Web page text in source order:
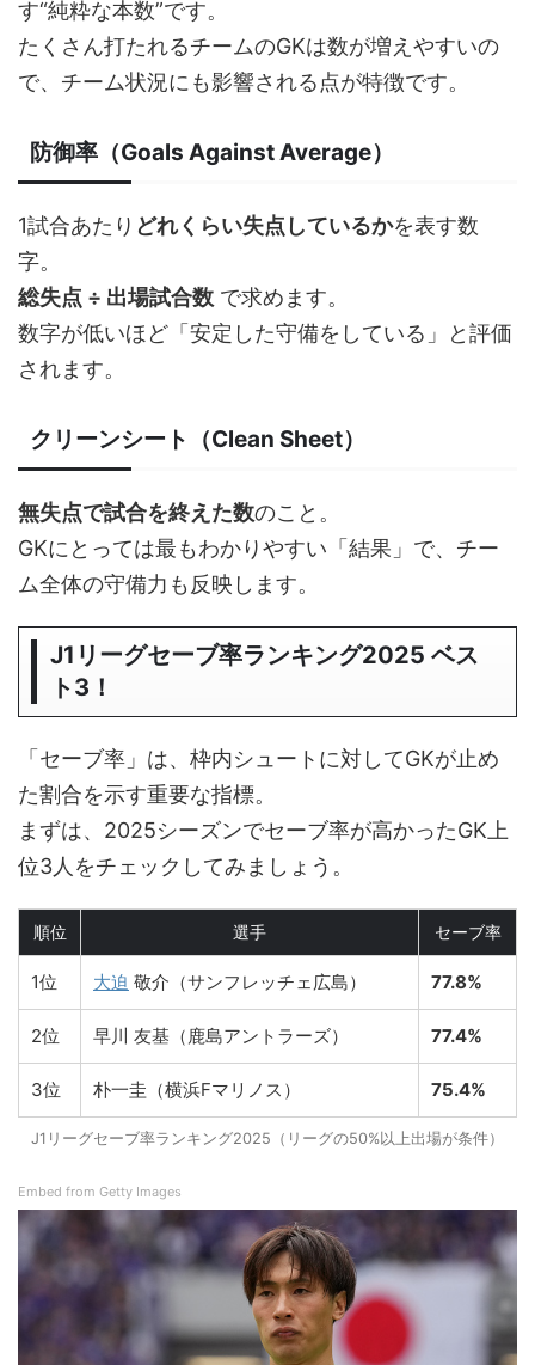
す“純粋な本数”です。
たくさん打たれるチームのGKは数が増えやすいの
で、チーム状況にも影響される点が特徴です。
防御率（Goals Against Average）
1試合あたり どれくらい失点しているかを表す数
字。
総失点 ÷ 出場試合数 で求めます。
数字が低いほど「安定した守備をしている」と評価
されます。
クリーンシート（Clean Sheet）
無失点で試合を終えた数のこと。
GKにとっては最もわかりやすい「結果」で、チー
ム全体の守備力も反映します。
J1リーグセーブ率ランキング2025 ベス
ト3！
「セーブ率」は、枠内シュートに対してGKが止め
た割合を示す重要な指標。
まずは、2025シーズンでセーブ率が高かったGK上
位3人をチェックしてみましょう。
順位 選手 セーブ率
1位 大迫 敬介（サンフレッチェ広島） 77.8%
2位 早川 友基（鹿島アントラーズ） 77.4%
3位 朴一圭（横浜Fマリノス） 75.4%
J1リーグセーブ率ランキング2025（リーグの50%以上出場が条件）
Embed from Getty Images